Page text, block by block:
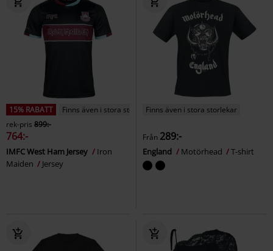
15% RABATT
Finns även i stora storlekar
rek-pris 899:-
764:-
IMFC West Ham Jersey
Iron
Maiden
Jersey
Finns även i stora storlekar
Från 289:-
England Motörhead T-shirt